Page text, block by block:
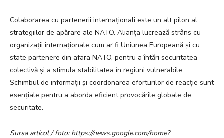
Colaborarea cu partenerii internaționali este un alt pilon al
strategiilor de apărare ale NATO. Alianța lucrează strâns cu
organizații internaționale cum ar fi Uniunea Europeană și cu
state partenere din afara NATO, pentru a întări securitatea
colectivă și a stimula stabilitatea în regiuni vulnerabile.
Schimbul de informații și coordonarea eforturilor de reacție sunt
esențiale pentru a aborda eficient provocările globale de
securitate.
Sursa articol / foto: https://news.google.com/home?